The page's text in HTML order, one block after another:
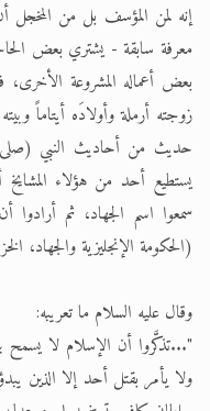
إنه لمن المؤسف بل من المخجل
معرفة سابقة - يشتري بعض
بعض أعماله المشروعة
زوجته أرملة وأولادَه أيتاماً
حديث من أحاديث النبي
يستطيع أحد من هؤلاء
سمعوا اسم الجهاد، ثم أرادوا
(الحكومة الإنجليزية والجهاد، الخزائن
وقال عليه السلام ما تعريبه:
"...تذكَّروا أن الإسلام لا يسمح
ولا يأمر بقتل أحد إلا الذين